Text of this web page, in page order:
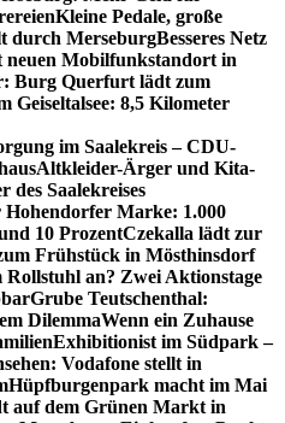
Kleine Pedale, große
durch MerseburgBesseres Netz
neuen Mobilfunkstandort in
Burg Querfurt lädt zum
Geiseltalsee: 8,5 Kilometer
im Saalekreis – CDU-
Altkleider-Ärger und Kita-
des Saalekreises
Hohendorfer Marke: 1.000
10 ProzentCzekalla lädt zur
Frühstück in Mösthinsdorf
an? Zwei Aktionstage
Grube Teutschenthal:
DilemmaWenn ein Zuhause
Exhibitionist im Südpark –
Vodafone stellt in
Hüpfburgenpark macht im Mai
auf dem Grünen Markt in